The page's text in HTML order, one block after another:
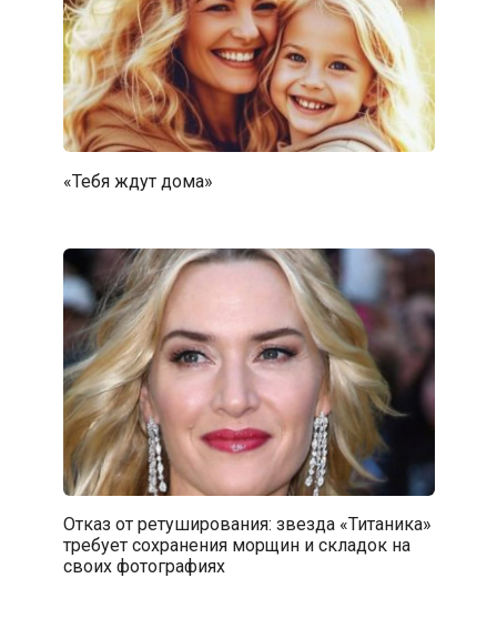
«Тебя ждут дома»
Отказ от ретуширования: звезда «Титаника»
требует сохранения морщин и складок на
своих фотографиях